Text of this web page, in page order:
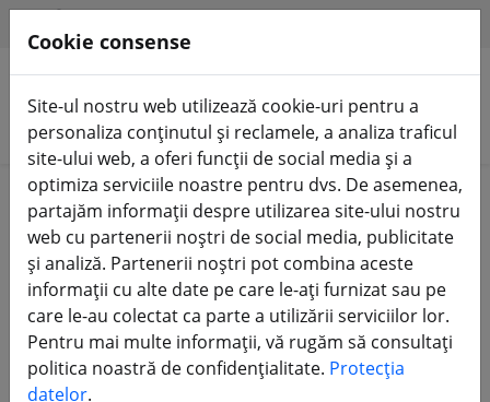
Căutare produse
Home Componente Motoare
Axisflying AE2306.5 V2 1860KV
Motor FPV
Cookie consense
Site-ul nostru web utilizează cookie-uri pentru a
personaliza conținutul și reclamele, a analiza traficul
site-ului web, a oferi funcții de social media și a
optimiza serviciile noastre pentru dvs. De asemenea,
partajăm informații despre utilizarea site-ului nostru
web cu partenerii noștri de social media, publicitate
și analiză. Partenerii noștri pot combina aceste
informații cu alte date pe care le-ați furnizat sau pe
care le-au colectat ca parte a utilizării serviciilor lor.
Pentru mai multe informații, vă rugăm să consultați
politica noastră de confidențialitate. Protecția
datelor.